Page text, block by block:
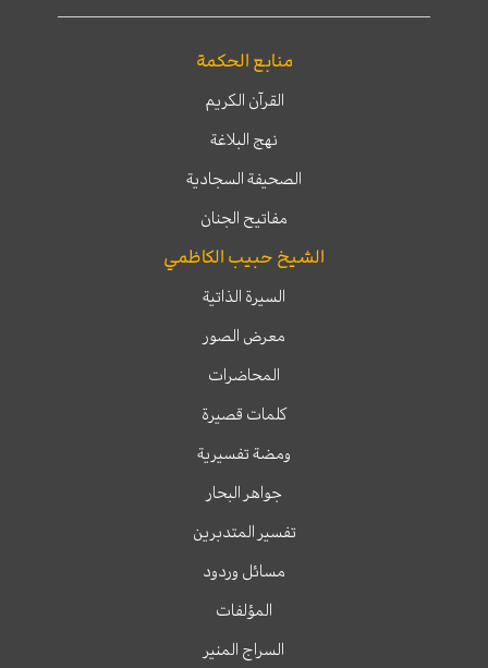
منابع الحكمة
القرآن الكريم
نهج البلاغة
الصحيفة السجادية
مفاتيح الجنان
الشيخ حبيب الكاظمي
السيرة الذاتية
معرض الصور
المحاضرات
كلمات قصيرة
ومضة تفسيرية
جواهر البحار
تفسير المتدبرين
مسائل وردود
المؤلفات
السراج المنير